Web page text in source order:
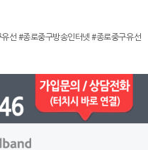
선 #종로중구방송인터넷 #종로중구유선